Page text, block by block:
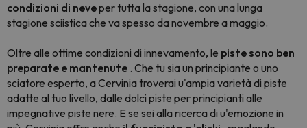
condizioni di neveper tutta la stagione, con una lunga
stagione sciistica che va spesso da novembre a maggio.
Oltre alle ottime condizioni di innevamento, le piste sono ben
preparate e mantenute . Che tu sia un principiante o uno
sciatore esperto, a Cervinia troverai u'ampia varietà di piste
adatte al tuo livello, dalle dolci piste per principianti alle
impegnative piste nere. E se sei alla ricerca di u'emozione in